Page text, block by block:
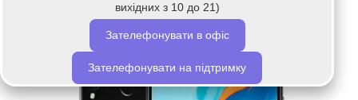
вихідних з 10 до 21)
Зателефонувати в офіс
Зателефонувати на підтримку